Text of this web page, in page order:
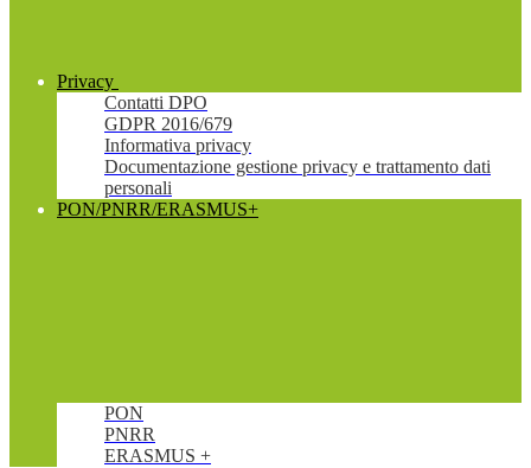
Privacy
Contatti DPO
GDPR 2016/679
Informativa privacy
Documentazione gestione privacy e trattamento dati
personali
PON/PNRR/ERASMUS+
PON
PNRR
ERASMUS +